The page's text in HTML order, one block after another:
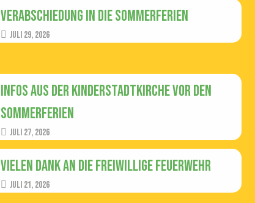
Verabschiedung in die Sommerferien
Juli 29, 2026
Infos aus der Kinderstadtkirche vor den
Sommerferien
Juli 27, 2026
Vielen Dank an die Freiwillige Feuerwehr
Juli 21, 2026